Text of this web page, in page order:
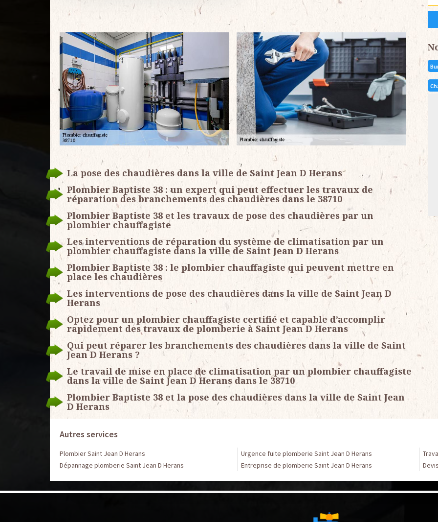
La pose des chaudières dans la ville de Saint Jean D Herans
Plombier Baptiste 38 : un expert qui peut effectuer les travaux de
réparation des branchements des chaudières dans le 38710
Plombier Baptiste 38 et les travaux de pose des chaudières par un
plombier chauffagiste
Les interventions de réparation du système de climatisation par un
plombier chauffagiste dans la ville de Saint Jean D Herans
Plombier Baptiste 38 : le plombier chauffagiste qui peuvent mettre en
place les chaudières
Les interventions de pose des chaudières dans la ville de Saint Jean D
Herans
Optez pour un plombier chauffagiste certifié et capable d’accomplir
rapidement des travaux de plomberie à Saint Jean D Herans
Qui peut réparer les branchements des chaudières dans la ville de Saint
Jean D Herans ?
Le travail de mise en place de climatisation par un plombier chauffagiste
dans la ville de Saint Jean D Herans dans le 38710
Plombier Baptiste 38 et la pose des chaudières dans la ville de Saint Jean
D Herans
Autres services
Plombier Saint Jean D Herans
Dépannage plomberie Saint Jean D Herans
Urgence fuite plomberie Saint Jean D Herans
Entreprise de plomberie Saint Jean D Herans